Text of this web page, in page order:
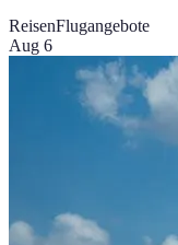
ReisenFlugangebote
Aug 6